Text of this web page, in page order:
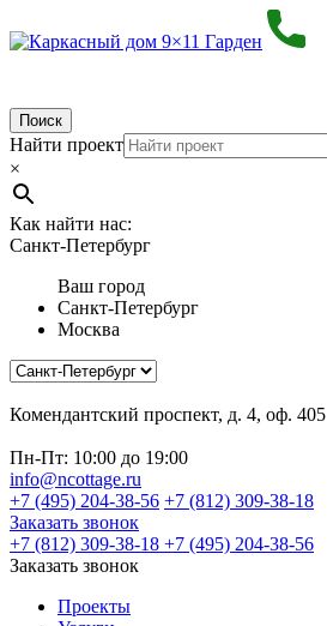
Поиск
Найти проект
×
Как найти нас:
Санкт-Петербург
Ваш город
Санкт-Петербург
Москва
Комендантский проспект, д. 4, оф. 405
Пн-Пт: 10:00 до 19:00
info@ncottage.ru
+7 (495) 204-38-56 +7 (812) 309-38-18
Заказать звонок
+7 (812) 309-38-18 +7 (495) 204-38-56
Заказать звонок
Проекты